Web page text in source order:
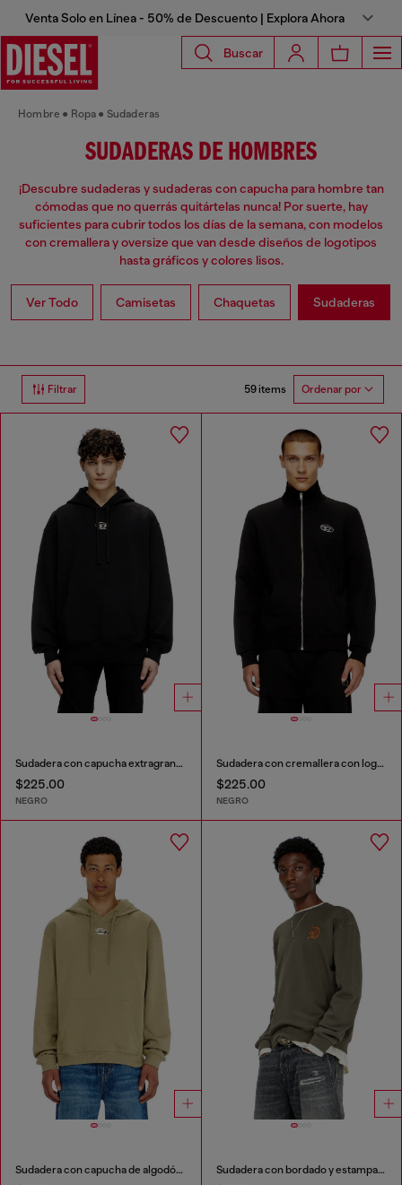
Venta Solo en Línea - 50% de Descuento | Explora Ahora
Buscar
Hombre Ropa Sudaderas
SUDADERAS DE HOMBRES
¡Descubre sudaderas y sudaderas con capucha para hombre tan
cómodas que no querrás quitártelas nunca! Por suerte, hay
suficientes para cubrir todos los días de la semana, con modelos
con cremallera y oversize que van desde diseños de logotipos
hasta gráficos y colores lisos.
Ver Todo Camisetas Chaquetas Sudaderas
Filtrar 59 items Ordenar por
Sudadera con capucha extragrande con logotipo metálico
$225.00
NEGRO
Sudadera con cremallera con logotipo metálico
$225.00
NEGRO
Sudadera con capucha de algodón con Oval D metálico. Sudadera con bordado y estampado flock